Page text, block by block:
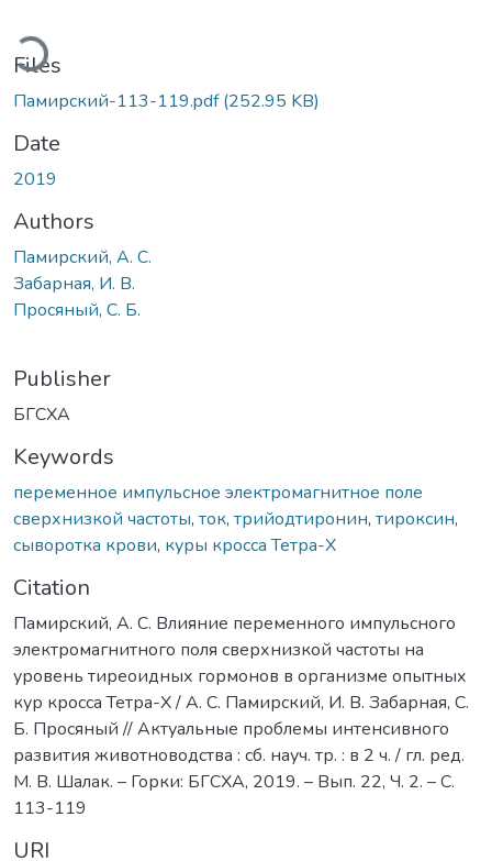
Files
Памирский-113-119.pdf(252.95 KB)
Date
2019
Authors
Памирский, А. С.
Забарная, И. В.
Просяный, С. Б.
Publisher
БГСХА
Keywords
переменное импульсное электромагнитное поле
сверхнизкой частоты, ток, трийодтиронин, тироксин,
сыворотка крови, куры кросса Тетра-Х
Citation
Памирский, А. С. Влияние переменного импульсного
электромагнитного поля сверхнизкой частоты на
уровень тиреоидных гормонов в организме опытных
кур кросса Тетра-Х / А. С. Памирский, И. В. Забарная, С.
Б. Просяный // Актуальные проблемы интенсивного
развития животноводства : сб. науч. тр. : в 2 ч. / гл. ред.
М. В. Шалак. – Горки: БГСХА, 2019. – Вып. 22, Ч. 2. – С.
113-119
URI